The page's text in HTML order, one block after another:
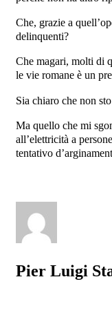
Che, grazie a
delinquenti?
Che magari, molti di
le vie romane è un
Sia chiaro che non
Ma quello che mi
all’elettricità a
tentativo
Pier Luigi